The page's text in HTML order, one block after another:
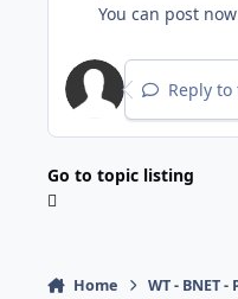
You can post
Reply
Go to topic listing
Home WT - BNET -